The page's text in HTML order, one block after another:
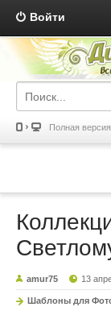
Войти
Полная
amur75 13
Шаблоны для